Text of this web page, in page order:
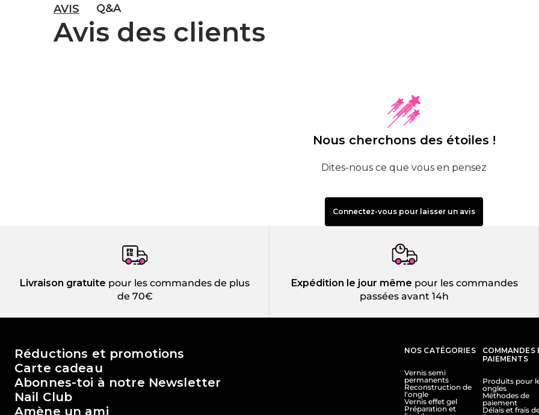
AVIS Q&A
Avis des clients
Nous cherchons des étoiles !
Dites-nous ce que vous en pensez
Connectez-vous pour laisser un avis
Livraison gratuite pour les commandes de plus
de 70€
Expédition le jour même pour les commandes
passées avant 14h
Le monde de Passione Beauty
Réductions et promotions
Carte cadeau
Abonnes-toi à notre Newsletter
Nail Club
Amène un ami
NOS CATÉGORIES
Vernis semi
permanents
Reconstruction de
l'ongle
Vernis effet gel
Préparation et
COMMANDES
PAIEMENTS
Produits pour
ongles
Méthodes de
paiement
Délais et frais